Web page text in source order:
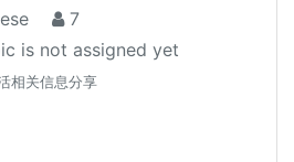
7
is not assigned yet
相关信息分享